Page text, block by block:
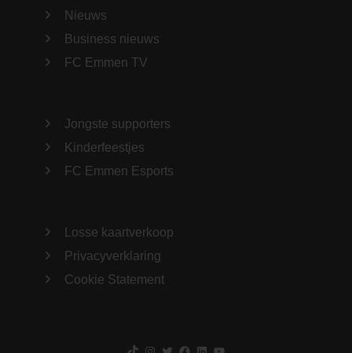
Nieuws
Business nieuws
FC Emmen TV
Jongste supporters
Kinderfeestjes
FC Emmen Esports
Losse kaartverkoop
Privacyverklaring
Cookie Statement